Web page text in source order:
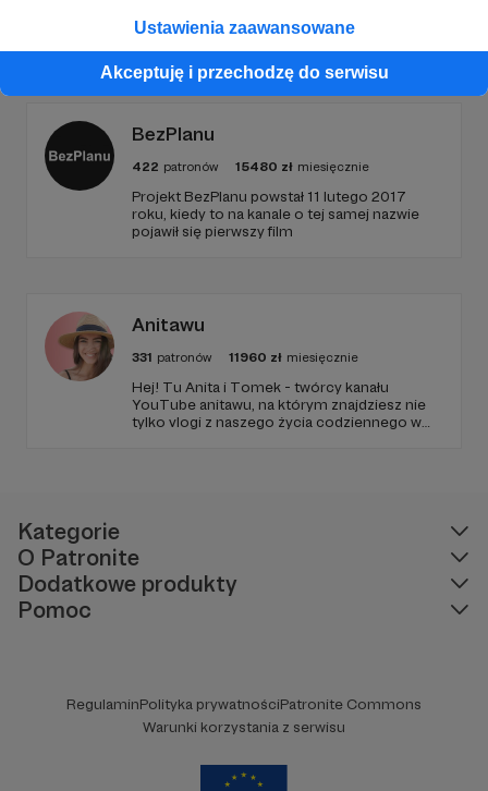
Ustawienia zaawansowane
Akceptuję i przechodzę do serwisu
Promowani autorzy
BezPlanu
422 patronów 15480 zł miesięcznie
Projekt BezPlanu powstał 11 lutego 2017
roku, kiedy to na kanale o tej samej nazwie
pojawił się pierwszy film
Anitawu
331 patronów 11960 zł miesięcznie
Hej! Tu Anita i Tomek - twórcy kanału
YouTube anitawu, na którym znajdziesz nie
tylko vlogi z naszego życia codziennego w
Kategorie
O Patronite
Dodatkowe produkty
Pomoc
RegulaminPolityka prywatnościPatronite Commons
Warunki korzystania z serwisu